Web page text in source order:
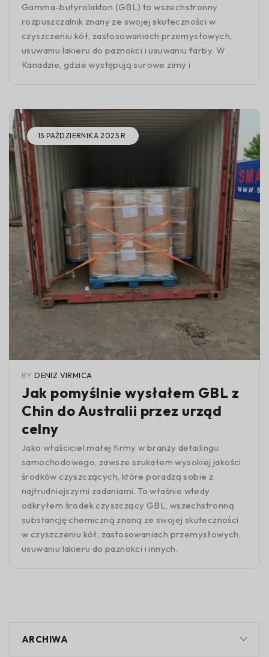
Gamma-butyrolakton (GBL) to wszechstronny
rozpuszczalnik znany ze swojej skuteczności w
czyszczeniu kół, zastosowaniach przemysłowych,
usuwaniu lakieru do paznokci i usuwaniu farby. W
Kanadzie, gdzie występują surowe zimy i
15 PAŹDZIERNIKA 2025 R.
BY DENIZ VIRMICA
Jak pomyślnie wysłałem GBL z
Chin do Australii przez urząd
celny
Jako właściciel małej firmy w branży detailingu
samochodowego, zawsze szukałem wysokiej jakości
środków czyszczących, które poradzą sobie z
najtrudniejszymi zadaniami. To właśnie wtedy
odkryłem środek czyszczący GBL, wszechstronną
substancję chemiczną znaną ze swojej skuteczności
w czyszczeniu kół, zastosowaniach przemysłowych,
usuwaniu lakieru do paznokci i innych.
ARCHIWA